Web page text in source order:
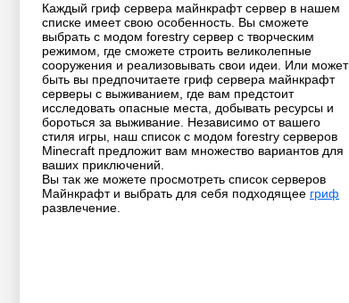
Каждый гриф сервера майнкрафт сервер в нашем
списке имеет свою особенность. Вы сможете
выбрать с модом forestry сервер с творческим
режимом, где сможете строить великолепные
сооружения и реализовывать свои идеи. Или может
быть вы предпочитаете гриф сервера майнкрафт
серверы с выживанием, где вам предстоит
исследовать опасные места, добывать ресурсы и
бороться за выживание. Независимо от вашего
стиля игры, наш список с модом forestry серверов
Minecraft предложит вам множество вариантов для
ваших приключений.
Вы так же можете просмотреть список серверов
Майнкрафт и выбрать для себя подходящее гриф
развлечение.